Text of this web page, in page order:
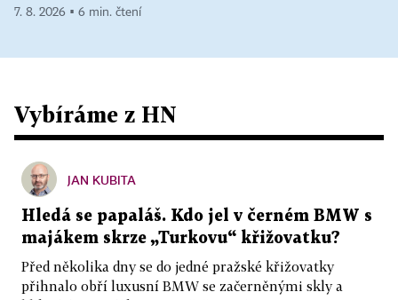
7. 8. 2026 ▪ 6 min. čtení
Vybíráme z HN
JAN KUBITA
Hledá se papaláš. Kdo jel v černém BMW s
majákem skrze „Turkovu“ křižovatku?
Před několika dny se do jedné pražské křižovatky
přihnalo obří luxusní BMW se začerněnými skly a